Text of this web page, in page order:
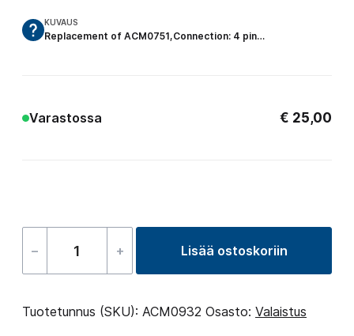
KUVAUS
Replacement of ACM0751,Connection: 4 pin…
Varastossa € 25,00
–
Led
RGB
+ Lisää ostoskoriin
Tuotetunnus (SKU): ACM0932 Osasto: Valaistus